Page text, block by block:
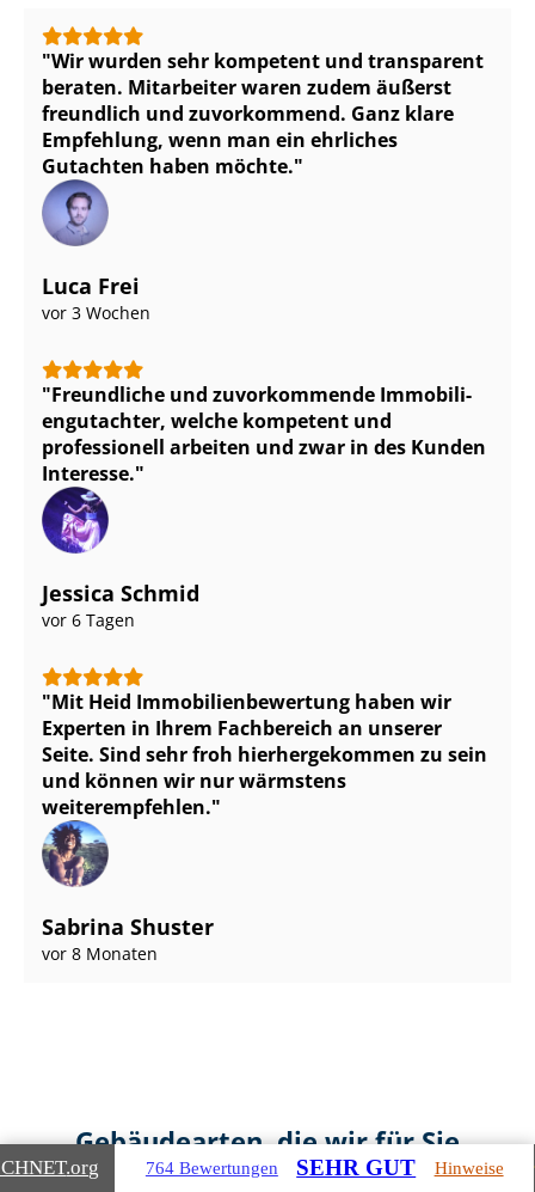
Wir wurden sehr kompetent und transparent
beraten. Mitarbeiter waren zudem äußerst
freundlich und zuvorkommend. Ganz klare
Empfehlung, wenn man ein ehrliches
Gutachten haben möchte.
Luca Frei
vor 3 Wochen
Freundliche und zuvorkommende Im­mo­bi­li­
en­gut­ach­ter, welche kompetent und
professionell arbeiten und zwar in des Kunden
Interesse.
Jessica Schmid
vor 6 Tagen
Mit Heid Im­mo­bi­li­en­be­wer­tung haben wir
Experten in Ihrem Fachbereich an unserer
Seite. Sind sehr froh hierhergekommen zu sein
und können wir nur wärmstens
weiterempfehlen.
Sabrina Shuster
vor 8 Monaten
Gebäudearten, die wir für Sie
bewerten
.org 764 Bewertungen SEHR GUT Hinweise